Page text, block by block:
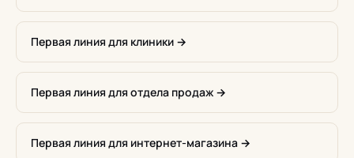
Первая линия для клиники →
Первая линия для отдела продаж →
Первая линия для интернет-магазина →